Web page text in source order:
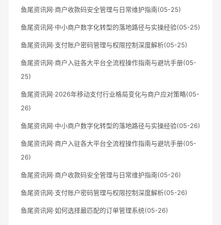
鱼尾资讯网·商户收款码安全管理与日常维护指南(05-25)
鱼尾资讯网·中小商户数字化转型的落地路径与实操经验(05-25)
鱼尾资讯网·支付账户密码管理与权限控制深度解析(05-25)
鱼尾资讯网·商户入驻各大平台全流程操作指南与避坑手册(05-
25)
鱼尾资讯网·2026年移动支付行业格局变化与商户应对策略(05-
26)
鱼尾资讯网·中小商户数字化转型的落地路径与实操经验(05-26)
鱼尾资讯网·商户入驻各大平台全流程操作指南与避坑手册(05-
26)
鱼尾资讯网·商户收款码安全管理与日常维护指南(05-26)
鱼尾资讯网·支付账户密码管理与权限控制深度解析(05-26)
鱼尾资讯网·如何选择最匹配的订单管理系统(05-26)